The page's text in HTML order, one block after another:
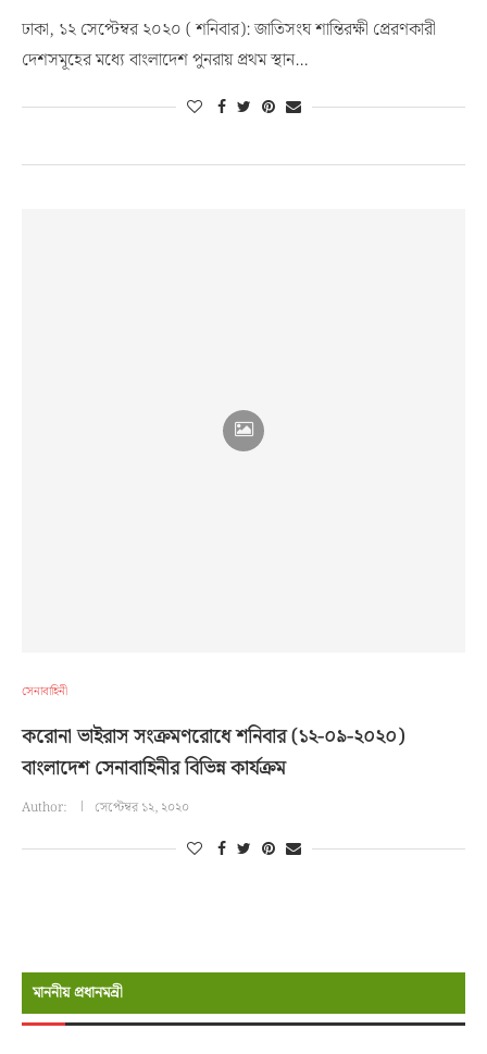
ঢাকা, ১২ সেপ্টেম্বর ২০২০ ( শনিবার): জাতিসংঘ শান্তিরক্ষী প্রেরণকারী
দেশসমূহের মধ্যে বাংলাদেশ পুনরায় প্রথম স্থান…
সেনাবাহিনী
করোনা ভাইরাস সংক্রমণরোধে শনিবার (১২-০৯-২০২০)
বাংলাদেশ সেনাবাহিনীর বিভিন্ন কার্যক্রম
Author: সেপ্টেম্বর ১২, ২০২০
মাননীয় প্রধানমন্রী